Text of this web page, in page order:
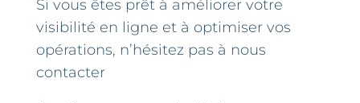
Si vous êtes prêt à améliorer votre
visibilité en ligne et à optimiser vos
opérations, n’hésitez pas à nous
contacter